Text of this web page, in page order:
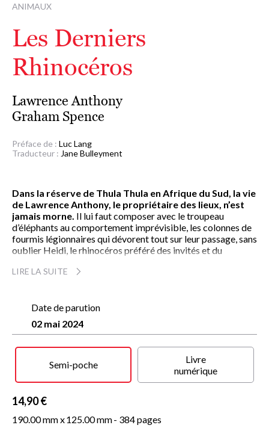
ANIMAUX
Les Derniers
Rhinocéros
Lawrence Anthony
Graham Spence
Préface de : Luc Lang
Traducteur : Jane Bulleyment
Dans la réserve de Thula Thula en Afrique du Sud, la vie
de Lawrence Anthony, le propriétaire des lieux, n’est
jamais morne. Il lui faut composer avec le troupeau
d’éléphants au comportement imprévisible, les colonnes de
fourmis légionnaires qui dévorent tout sur leur passage, sans
oublier Heidi, le rhinocéros préféré des invités et du
de là, les rhinocéros blancs du Nord courent un grave
danger d’extinction.
extraordinaire qui le mène de Kinshasa jusqu’aux confins de
la République démocratique du Congo en proie aux conflits
armés. Alors que les efforts diplomatiques pour restaurer la
paix échouent, Lawrence Anthony se rend dans les zones de
combat, là où vivent les rhinocéros, et traite directement
avec les rebelles.
Tout est vrai dans ce fabuleux récit qui transporte le
lecteur
dans un monde où des hommes et des femmes sont
prêts à risquer leur vie pour sauver les animaux en danger.
LIRE LA SUITE
Date de parution
02 mai 2024
Semi-poche
Livre
numérique
14,90 €
190.00 mm x125.00 mm- 384 pages